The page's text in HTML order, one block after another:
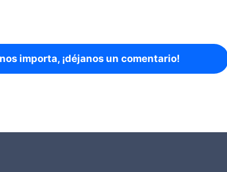
importa, ¡déjanos un comentario!